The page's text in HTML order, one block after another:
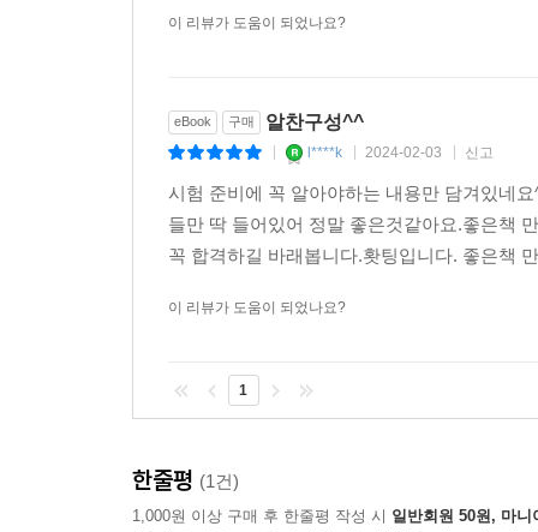
이 리뷰가 도움이 되었나요?
eBook 구매 알찬구성^^
l****k 2024-02-03 신고
시험 준비에 꼭 알아야하는 내용만 담겨있네
들만 딱 들어있어 정말 좋은것같아요.좋은책
꼭 합격하길 바래봅니다.홧팅입니다. 좋은책
이 리뷰가 도움이 되었나요?
1
한줄평 (1건)
1,000원 이상 구매 후 한줄평 작성 시 일반회원 50원, 마니